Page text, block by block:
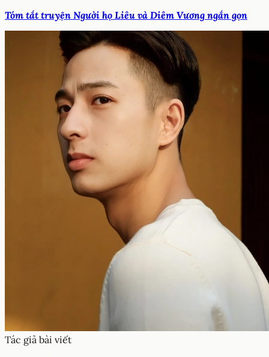
Tóm tắt truyện Người họ Liêu và Diêm Vương ngắn gọn
Tác giả bài viết